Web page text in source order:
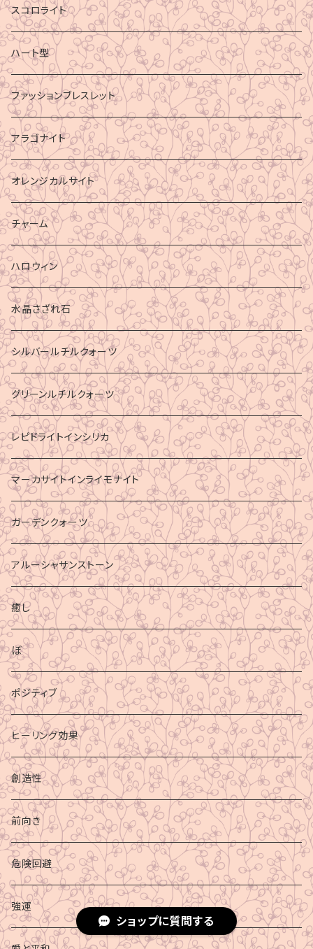
スコロライト
ハート型
ファッションブレスレット
アラゴナイト
オレンジカルサイト
チャーム
ハロウィン
水晶さざれ石
シルバールチルクォーツ
グリーンルチルクォーツ
レピドライトインシリカ
マーカサイトインライモナイト
ガーデンクォーツ
アルーシャサンストーン
癒し
ぼ
ポジティブ
ヒーリング効果
創造性
前向き
危険回避
強運
ショップに質問する